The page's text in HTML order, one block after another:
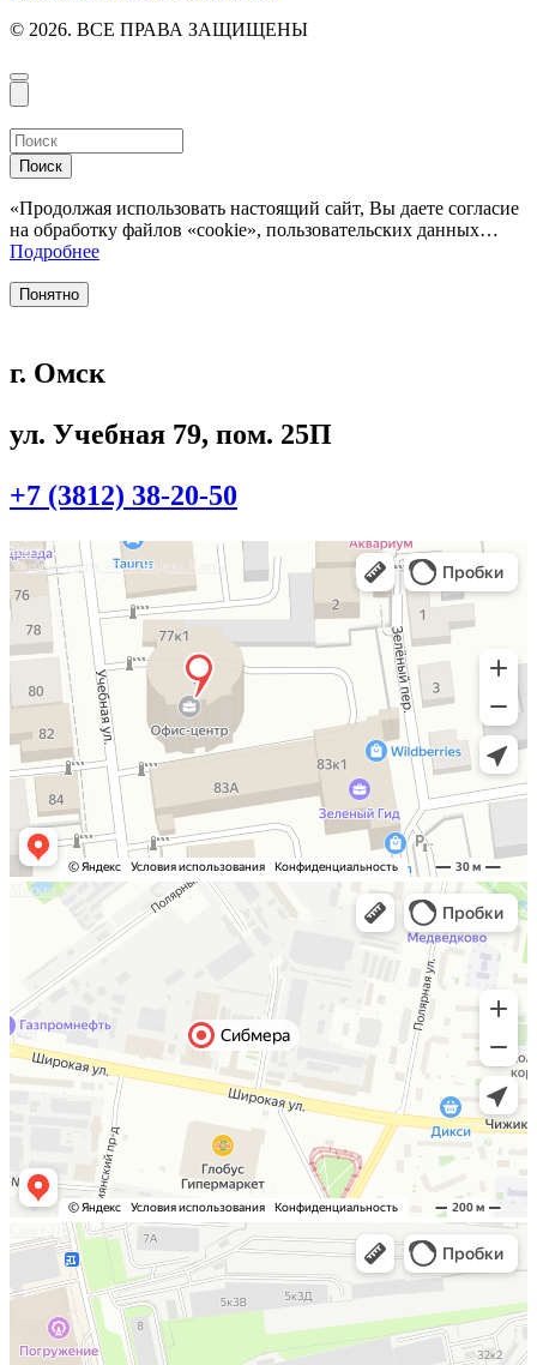
© 2026. ВСЕ ПРАВА ЗАЩИЩЕНЫ
Поиск
«Продолжая использовать настоящий сайт, Вы даете согласие
на обработку файлов «cookie», пользовательских данных…
Подробнее
Понятно
г. Омск
ул. Учебная 79, пом. 25П
+7 (3812) 38-20-50
Омск
Учебная улица, 86 — Яндекс.Карты
Москва
Санкт-Петербург